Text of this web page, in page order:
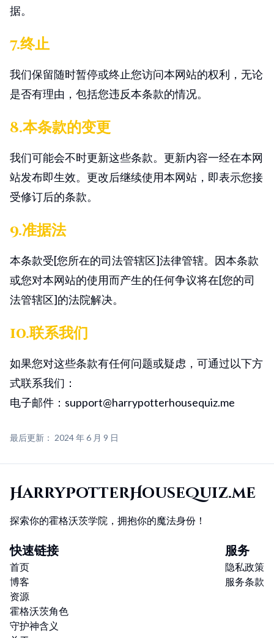
据。
7.终止
我们保留随时暂停或终止您访问本网站的权利，无论
是否有理由，包括您违反本条款的情况。
8.本条款的变更
我们可能会不时更新这些条款。更新内容一经在本网
站发布即生效。更改后继续使用本网站，即表示您接
受修订后的条款。
9.准据法
本条款受[您所在的司法管辖区]法律管辖。因本条款
或您对本网站的使用而产生的任何争议将在[您的司
法管辖区]的法院解决。
10.联系我们
如果您对这些条款有任何问题或疑虑，可通过以下方
式联系我们：
电子邮件：support@harrypotterhousequiz.me
最后更新： 2024 年 6 月 9 日
HarryPotterHouseQuiz.me
探索你的霍格沃茨学院，拥抱你的魔法身份！
快速链接
首页
博客
资源
霍格沃茨角色
守护神含义
服务
隐私政策
服务条款